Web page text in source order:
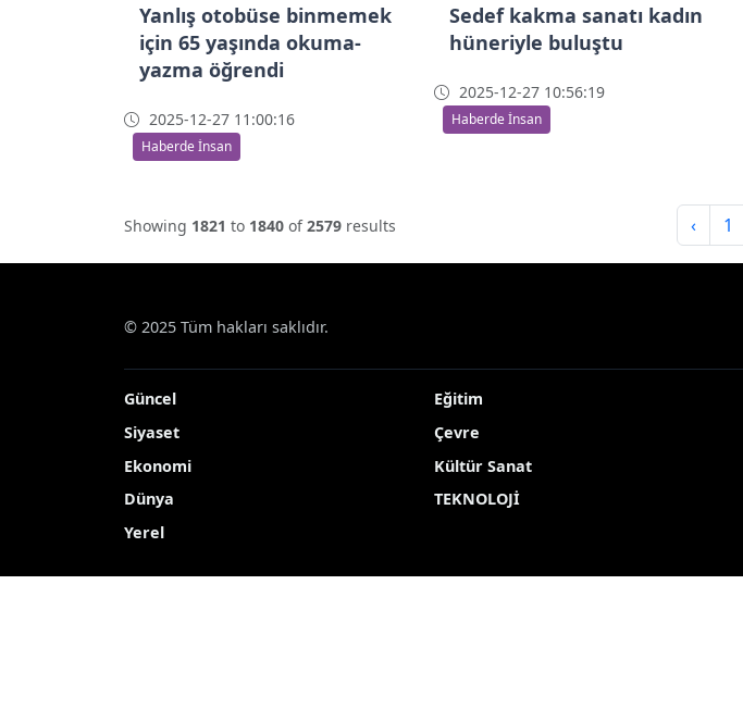
Yanlış otobüse binmemek
için 65 yaşında okuma-
yazma öğrendi
2025-12-27 11:00:16
Haberde İnsan
Sedef kakma sanatı kadın
hüneriyle buluştu
2025-12-27 10:56:19
Haberde İnsan
Showing 1821 to 1840 of2579 results ‹ 1
© 2025 Tüm hakları saklıdır.
Güncel
Siyaset
Ekonomi
Dünya
Yerel
Eğitim
Çevre
Kültür Sanat
TEKNOLOJİ